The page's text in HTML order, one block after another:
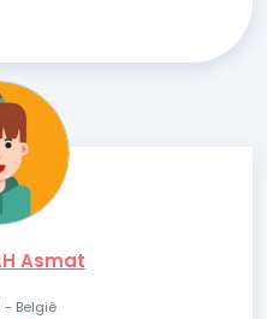
Asmat
- België